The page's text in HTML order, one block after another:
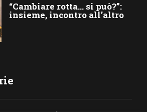
“Cambiare rotta… si può?”:
insieme, incontro all’altro